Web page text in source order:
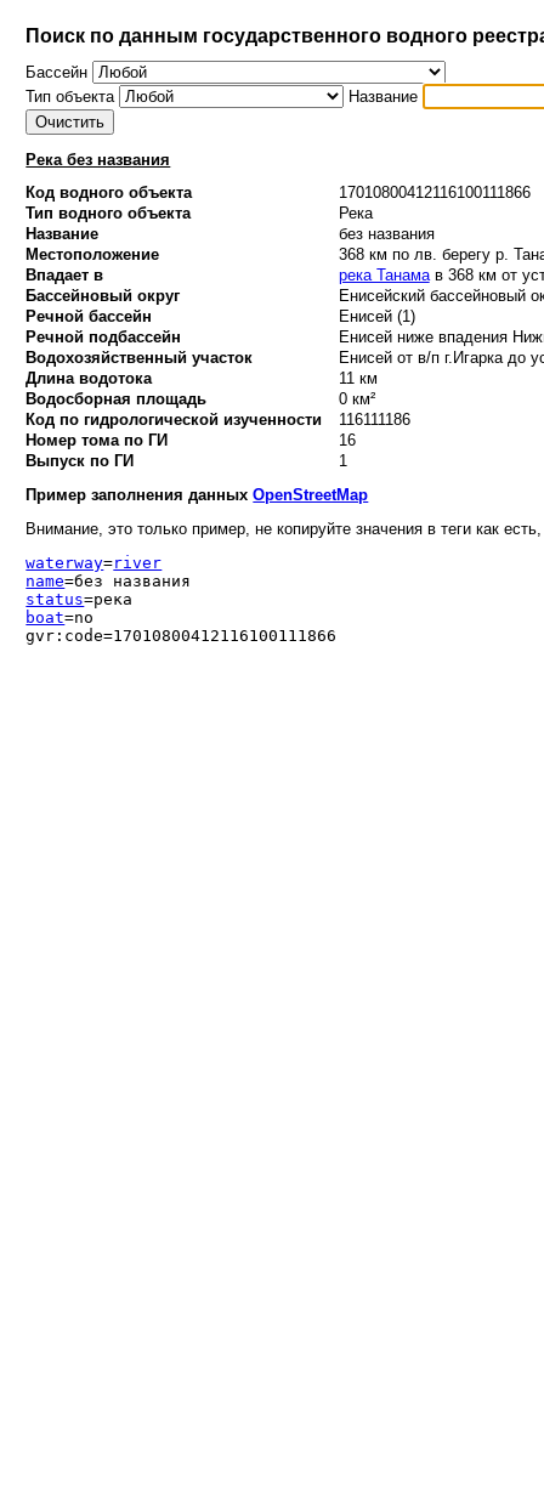
Поиск по данным государственного водного
Бассейн
Тип объекта
Название
Река без названия
Код водного объекта
17010800412116100111866
Тип водного объекта
Река
Название
без названия
Местоположение
368 км по лв. берегу р.
Впадает в
река Танамав 368 км от
Бассейновый округ
Енисейский бассейновый
Речной бассейн
Енисей (1)
Речной подбассейн
Енисей ниже впадения
Водохозяйственный участок
Енисей от в/п г.Игарка до
Длина водотока
11 км
Водосборная площадь
0 км²
Код по гидрологической изученности
116111186
Номер тома по ГИ
16
Выпуск по ГИ
1
Пример заполнения данныхOpenStreetMap
Внимание, это только пример, не копируйте значения в теги как
waterway=river
name=без названия
status=река
boat=no
gvr:code=17010800412116100111866